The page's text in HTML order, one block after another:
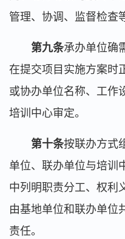
管理、协调、监督检查
第九条承办单位确
在提交项目实施方案时
或协办单位名称、工作
培训中心审定。
第十条按联办方式
单位、联办单位与培训
中列明职责分工、权利
由基地单位和联办单位
责任。